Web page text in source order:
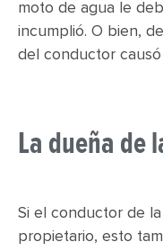
moto de agua le
incumplió. O bien,
del conductor
La dueña de
Si el conductor de
propietario, esto